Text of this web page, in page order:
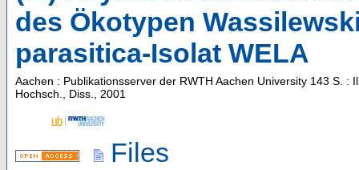
des Ökotypen
parasitica-Isolat WELA
Aachen : Publikationsserver der RWTH Aachen University 143 S. :
Hochsch., Diss., 2001
Files